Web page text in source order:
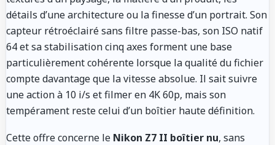
détails d’une architecture ou la finesse d’un portrait. Son
capteur rétroéclairé sans filtre passe-bas, son ISO natif
64 et sa stabilisation cinq axes forment une base
particulièrement cohérente lorsque la qualité du fichier
compte davantage que la vitesse absolue. Il sait suivre
une action à 10 i/s et filmer en 4K 60p, mais son
tempérament reste celui d’un boîtier haute définition.
Cette offre concerne le Nikon Z7 II boîtier nu, sans